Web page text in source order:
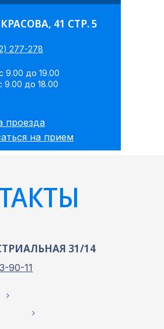
41 СТР. 5
9.00 до 19.00
9.00 до 18.00
277-278
на прием
проезда
31/14
90-11